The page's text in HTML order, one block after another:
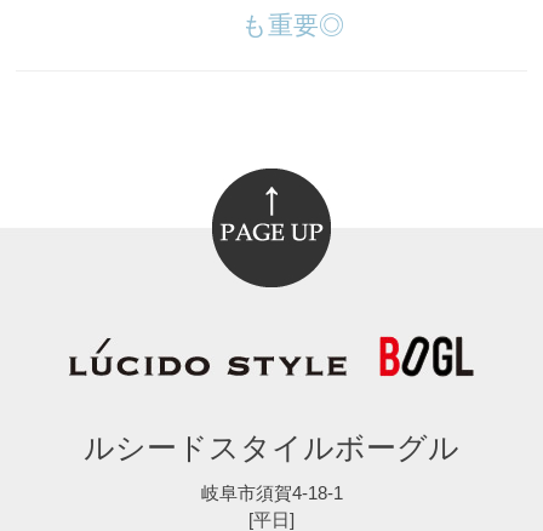
も重要◎
ルシードスタイルボーグル
岐阜市須賀4-18-1
[平日]